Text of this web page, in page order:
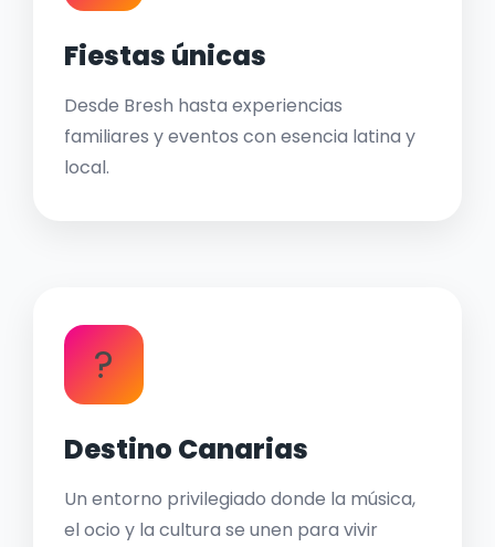
Fiestas únicas
Desde Bresh hasta experiencias
familiares y eventos con esencia latina y
local.
?
Destino Canarias
Un entorno privilegiado donde la música,
el ocio y la cultura se unen para vivir